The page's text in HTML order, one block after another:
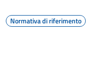
Normativa di riferimento